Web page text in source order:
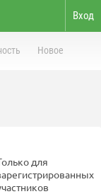
Вход
Новое
для